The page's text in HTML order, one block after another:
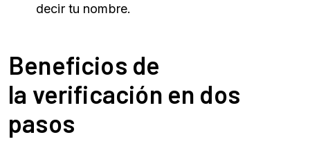
decir tu nombre.
Beneficios de
la verificación en dos
pasos